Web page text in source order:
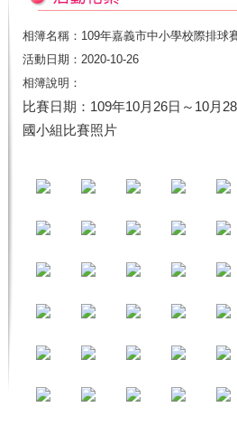
相簿名稱：109年嘉義市中小學校際排球
活動日期：2020-10-26
相簿說明：
比賽日期：109年10月26日～10月
國小組比賽照片